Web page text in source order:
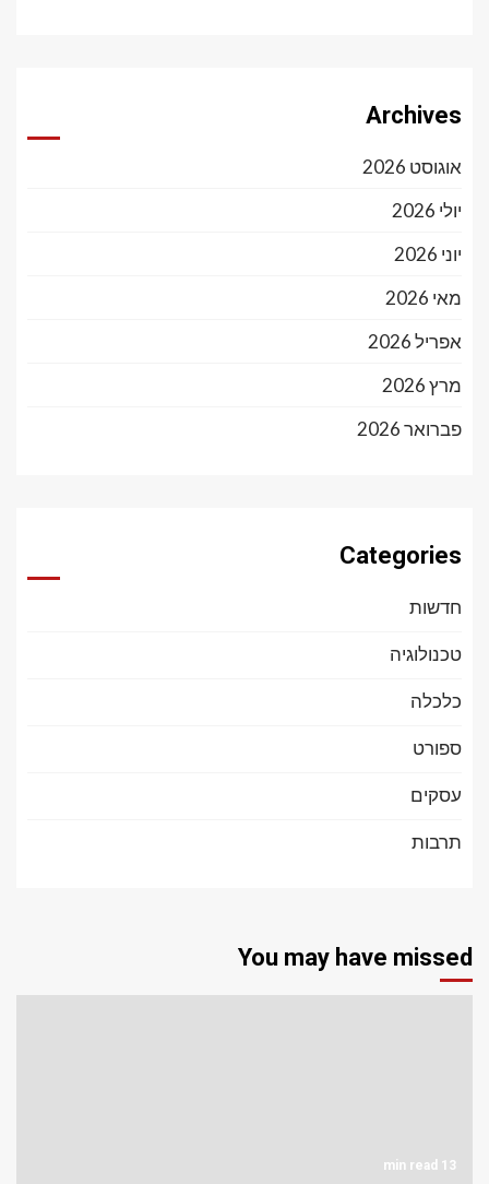
Archives
אוגוסט 2026
יולי 2026
יוני 2026
מאי 2026
אפריל 2026
מרץ 2026
פברואר 2026
Categories
חדשות
טכנולוגיה
כלכלה
ספורט
עסקים
תרבות
You may have missed
13 min read